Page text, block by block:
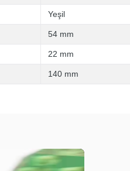
Yeşil
54 mm
22 mm
140 mm